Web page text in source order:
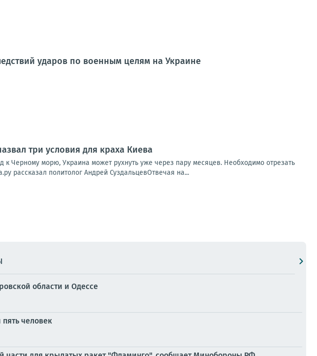
ударов по военным целям на Украине
три условия для краха Киева
Черному морю, Украина может рухнуть уже через пару месяцев. Необходимо отрезать
рассказал политолог Андрей СуздальцевОтвечая на...
области и Одессе
человек